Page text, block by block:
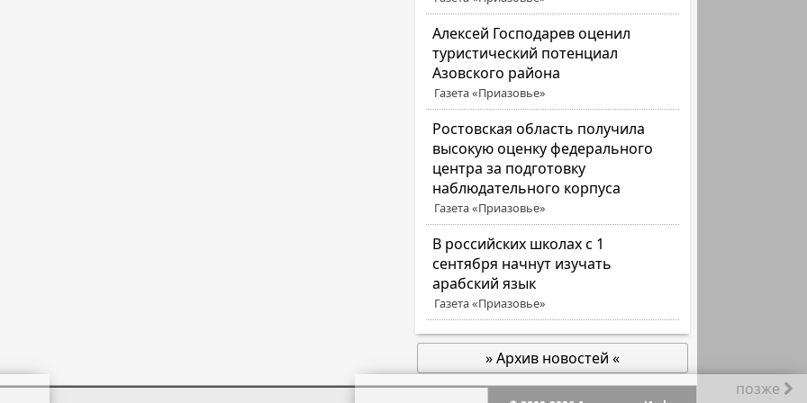
Алексей Господарев оценил
туристический потенциал
Азовского района
Газета «Приазовье»
Ростовская область получила
высокую оценку федерального
центра за подготовку
наблюдательного корпуса
Газета «Приазовье»
В российских школах с 1
сентября начнут изучать
арабский язык
Газета «Приазовье»
» Архив новостей «
позже